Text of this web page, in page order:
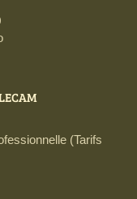
(Tarifs